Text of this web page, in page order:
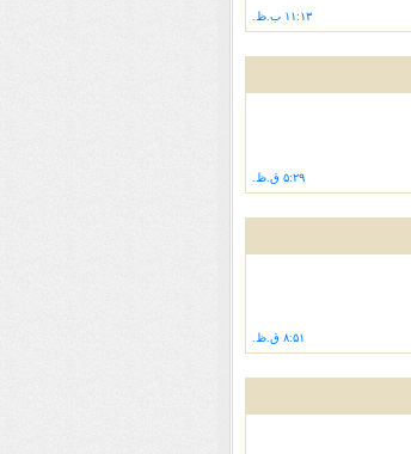
۱۱:۱۳ ب.ظ.
۵:۲۹ ق.ظ.
۸:۵۱ ق.ظ.